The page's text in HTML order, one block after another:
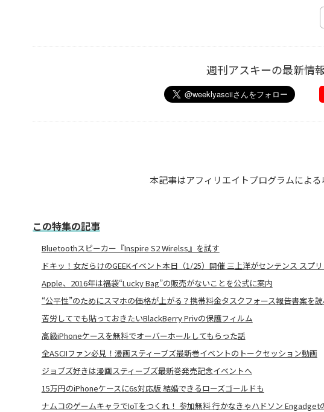
週刊アスキーの最新情
本記事はアフィリエイトプログラムによ
この特集の記事
Bluetoothスピーカー『Inspire S2 Wirelss』を試す
ドキッ！女だらけのGEEKイベント本日（1/25）開催 三上洋がセンテンス スプ
Apple、2016年は福袋“Lucky Bag”の販売がないことを公式に案内
“公平性”のためにスマホの価格が上がる？携帯料金タスクフォース報告書案を
苦労してでも貼っておきたいBlackBerry Privの保護フィルム
高級iPhoneケースを無料でオーバーホールしてもらった話
全ASCIIファン必見！漫画スティーブズ最新巻イベントのトークセッション動画
ジョブズ好きは漫画スティーブズ最新巻発売記念イベントへ
15万円のiPhoneケースに6s対応版 結婚できるローズゴールドも
ナムコのゲームキャラでIoTをつくれ！ 参加無料 行かなきゃハドソン Engadget